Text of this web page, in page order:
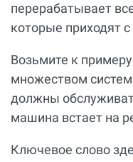
перерабатывает
которые приходят
Возьмите к
множеством
должны
машина встает на
Ключевое слово